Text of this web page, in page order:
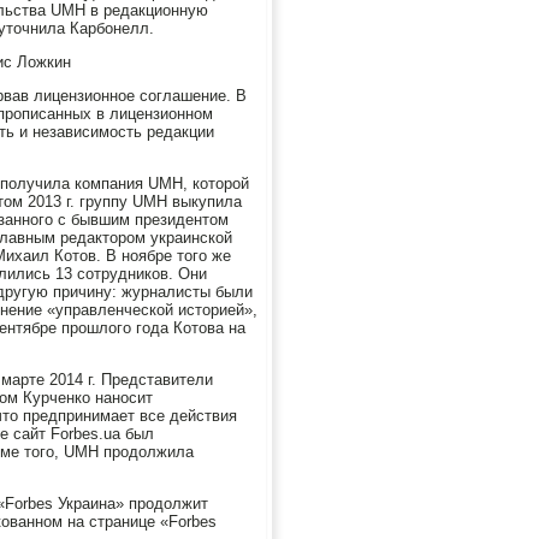
UMH в редакционную
Карбонелл.
Ложкин
лицензионное соглашение. В
в лицензионном
и независимость редакции
компания UMH, которой
2013 г. группу UMH выкупила
с бывшим президентом
редактором украинской
Котов. В ноябре того же
13 сотрудников. Они
причину: журналисты были
«управленческой историей»,
прошлого года Котова на
2014 г. Представители
Курченко наносит
предпринимает все действия
сайт Forbes.ua был
того, UMH продолжила
Украина» продолжит
на странице «Forbes